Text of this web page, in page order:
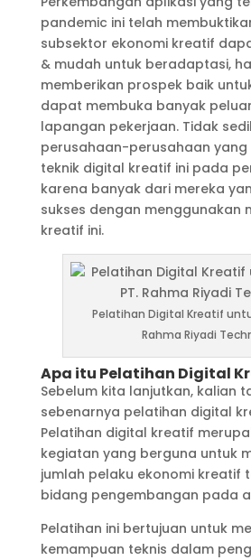
pandemic ini telah
subsektor ekonomi kreatif
& mudah untuk beradaptasi,
memberikan prospek baik
dapat membuka banyak
lapangan pekerjaan. Tidak
perusahaan-perusahaan yang
teknik digital kreatif ini pada
karena banyak dari mereka
sukses dengan menggunakan
kreatif ini.
Pelatihan Digital Kreatif
Rahma Riyadi
Apa itu Pelatihan Digital
Sebelum kita lanjutkan, kalian
sebenarnya pelatihan digital
Pelatihan digital kreatif
kegiatan yang berguna untuk
jumlah pelaku ekonomi kreatif
bidang pengembangan pada
Pelatihan ini bertujuan untuk
kemampuan teknis dalam